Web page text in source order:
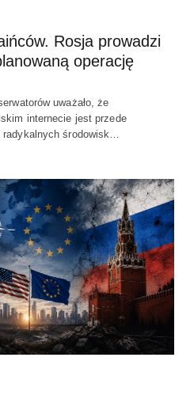
Rosja prowadzi
operację
uważało, że
internecie jest przede
radykalnych środowisk…